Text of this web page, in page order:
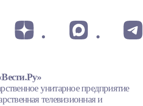
унитарное предприятие
телевизионная и